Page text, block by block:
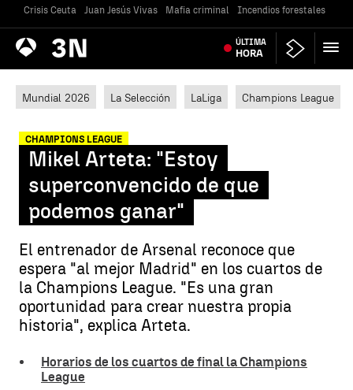
Crisis Ceuta Juan Jesús Vivas Mafia criminal Incendios forestales
Antena
3 Noticias ÚLTIMA
HORA
Mundial 2026 La Selección LaLiga Champions League
CHAMPIONS LEAGUE
Mikel Arteta: "Estoy
superconvencido de que
podemos ganar"
El entrenador de Arsenal reconoce que
espera "al mejor Madrid" en los cuartos de
la Champions League. "Es una gran
oportunidad para crear nuestra propia
historia", explica Arteta.
Horarios de los cuartos de final la Champions
League